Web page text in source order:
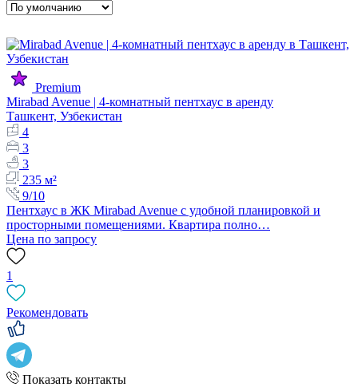
Premium
Mirabad Avenue | 4-комнатный пентхаус в аренду
Ташкент, Узбекистан
4
3
3
235 м²
9/10
Пентхаус в ЖК Mirabad Avenue с удобной планировкой и
просторными помещениями. Квартира полно…
Цена по запросу
1
Рекомендовать
Показать контакты